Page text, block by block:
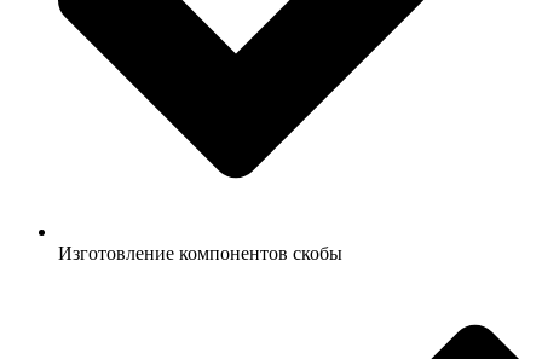
Изготовление компонентов скобы